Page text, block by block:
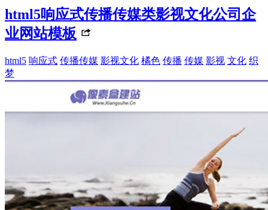
html5响应式传播传媒类影视文化公司企
业网站模板
html5 响应式 传播传媒 影视文化 橘色 传播 传媒 影视 文化 织
梦